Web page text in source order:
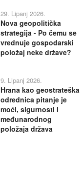
29. Lipanj 2026.
Nova geopolitička
strategija - Po čemu se
vrednuje gospodarski
položaj neke države?
9. Lipanj 2026.
Hrana kao geostrateška
odrednica pitanje je
moći, sigurnosti i
međunarodnog
položaja država